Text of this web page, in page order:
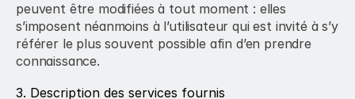
peuvent être modifiées à tout moment : elles
s’imposent néanmoins à l’utilisateur qui est invité à s’y
référer le plus souvent possible afin d’en prendre
connaissance.
3. Description des services fournis